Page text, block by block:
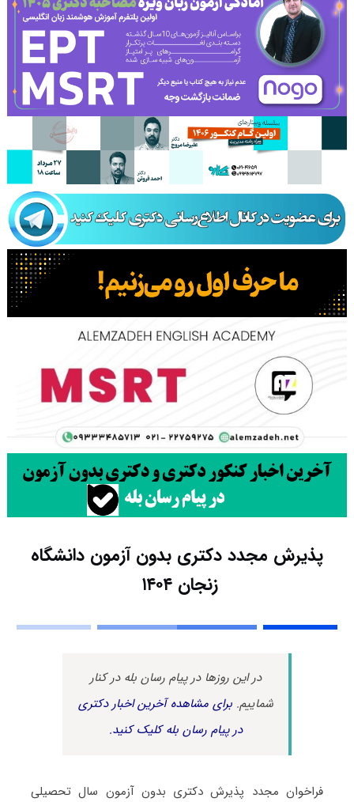
پذیرش مجدد دکتری بدون آزمون دانشگاه
زنجان ۱۴۰۴
در این روزها در پیام رسان بله در کنار
شماییم.برای مشاهده آخرین اخبار دکتری
در پیام رسان بله کلیک کنید.
فراخوان مجدد پذیرش دکتری بدون آزمون سال تحصیلی